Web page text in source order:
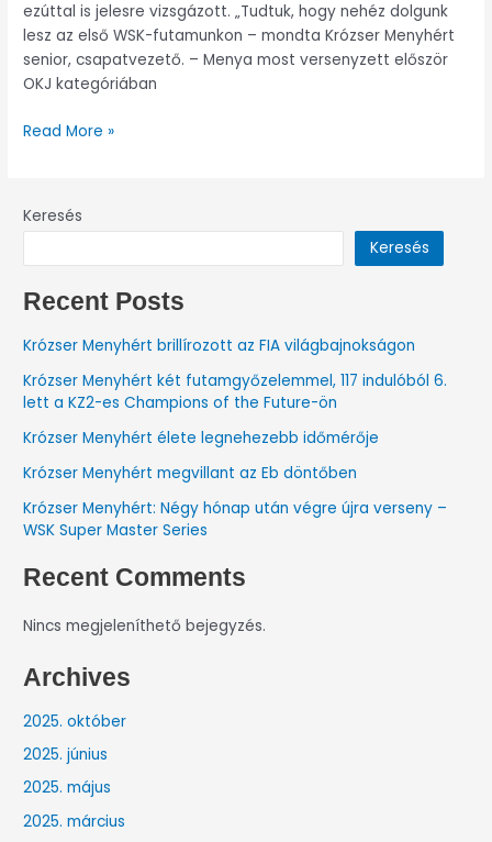
ezúttal is jelesre vizsgázott. „Tudtuk, hogy nehéz dolgunk
lesz az első WSK-futamunkon – mondta Krózser Menyhért
senior, csapatvezető. – Menya most versenyzett először
OKJ kategóriában
Read More »
Keresés
Keresés
Recent Posts
Krózser Menyhért brillírozott az FIA világbajnokságon
Krózser Menyhért két futamgyőzelemmel, 117 indulóból 6.
lett a KZ2-es Champions of the Future-ön
Krózser Menyhért élete legnehezebb időmérője
Krózser Menyhért megvillant az Eb döntőben
Krózser Menyhért: Négy hónap után végre újra verseny –
WSK Super Master Series
Recent Comments
Nincs megjeleníthető bejegyzés.
Archives
2025. október
2025. június
2025. május
2025. március